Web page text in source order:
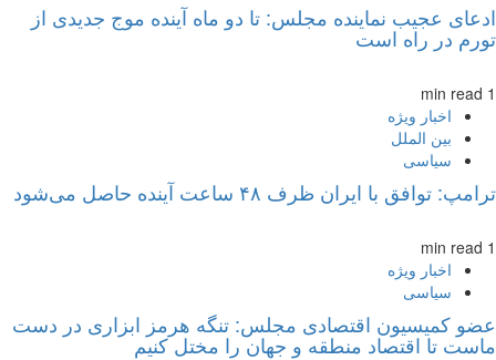
ادعای عجیب نماینده مجلس: تا دو ماه آینده موج جدیدی از
تورم در راه است
1 min read
اخبار ویژه
بین الملل
سیاسی
ترامپ: توافق با ایران ظرف ۴۸ ساعت آینده حاصل می‌شود
1 min read
اخبار ویژه
سیاسی
عضو کمیسیون اقتصادی مجلس: تنگه هرمز ابزاری در دست
ماست تا اقتصاد منطقه و جهان را مختل کنیم